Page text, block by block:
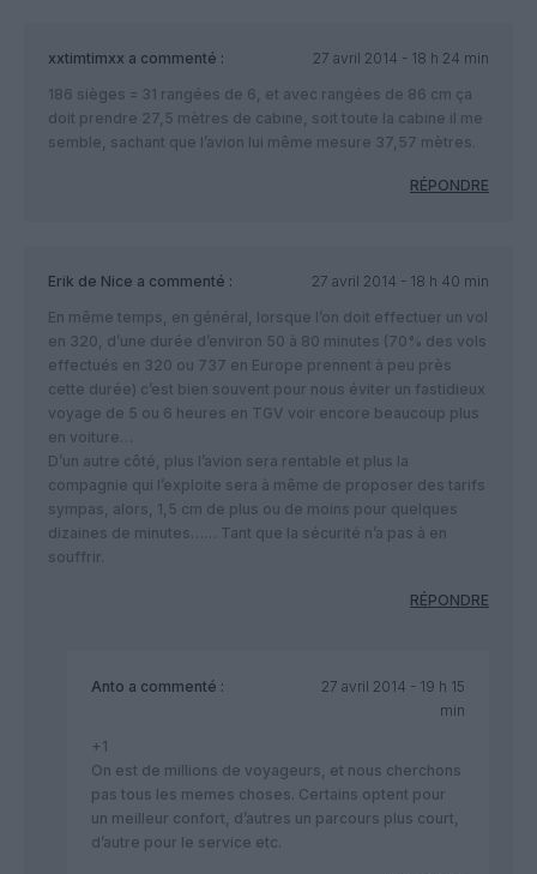
xxtimtimxx a commenté :
27 avril 2014 - 18 h 24 min
186 sièges = 31 rangées de 6, et avec rangées de 86 cm ça
doit prendre 27,5 mètres de cabine, soit toute la cabine il me
semble, sachant que l’avion lui même mesure 37,57 mètres.
RÉPONDRE
Erik de Nice a commenté :
27 avril 2014 - 18 h 40 min
En même temps, en général, lorsque l’on doit effectuer un vol
en 320, d’une durée d’environ 50 à 80 minutes (70% des vols
effectués en 320 ou 737 en Europe prennent à peu près
cette durée) c’est bien souvent pour nous éviter un fastidieux
voyage de 5 ou 6 heures en TGV voir encore beaucoup plus
en voiture…
D’un autre côté, plus l’avion sera rentable et plus la
compagnie qui l’exploite sera à même de proposer des tarifs
sympas, alors, 1,5 cm de plus ou de moins pour quelques
dizaines de minutes…… Tant que la sécurité n’a pas à en
souffrir.
RÉPONDRE
Anto a commenté :
27 avril 2014 - 19 h 15
min
+1
On est de millions de voyageurs, et nous cherchons
pas tous les memes choses. Certains optent pour
un meilleur confort, d’autres un parcours plus court,
d’autre pour le service etc.